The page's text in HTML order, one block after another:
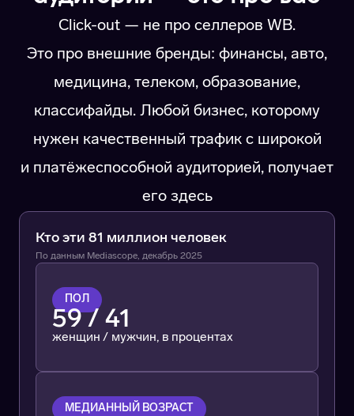
Click-out — не про селлеров WB.
Это про внешние бренды: финансы, авто,
медицина, телеком, образование,
классифайды. Любой бизнес, которому
нужен качественный трафик с широкой
и платёжеспособной аудиторией, получает
его здесь
Кто эти 81 миллион человек
По данным Mediascope, декабрь 2025
ПОЛ
59 / 41
женщин / мужчин, в процентах
МЕДИАННЫЙ ВОЗРАСТ